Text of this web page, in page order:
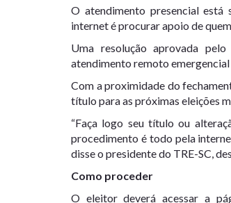
O atendimento presencial está
internet é procurar apoio de
Uma resolução aprovada
atendimento remoto
Com a proximidade do
título para as próximas eleições
“Faça logo seu título ou
procedimento é todo pela
disse o presidente do TRE-SC,
Como proceder
O eleitor deverá acessar a